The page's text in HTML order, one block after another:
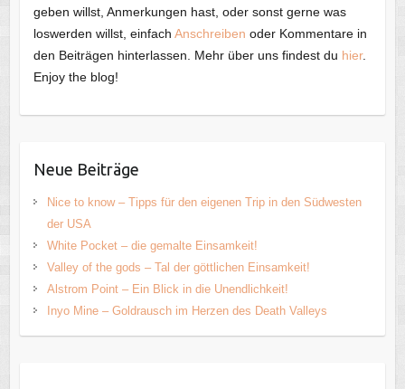
geben willst, Anmerkungen hast, oder sonst gerne was
loswerden willst, einfach Anschreiben oder Kommentare in
den Beiträgen hinterlassen. Mehr über uns findest du hier.
Enjoy the blog!
Neue Beiträge
Nice to know – Tipps für den eigenen Trip in den Südwesten
der USA
White Pocket – die gemalte Einsamkeit!
Valley of the gods – Tal der göttlichen Einsamkeit!
Alstrom Point – Ein Blick in die Unendlichkeit!
Inyo Mine – Goldrausch im Herzen des Death Valleys